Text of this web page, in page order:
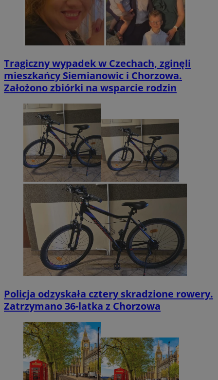
Tragiczny wypadek w Czechach, zginęli
mieszkańcy Siemianowic i Chorzowa.
Założono zbiórki na wsparcie rodzin
Policja odzyskała cztery skradzione rowery.
Zatrzymano 36-latka z Chorzowa